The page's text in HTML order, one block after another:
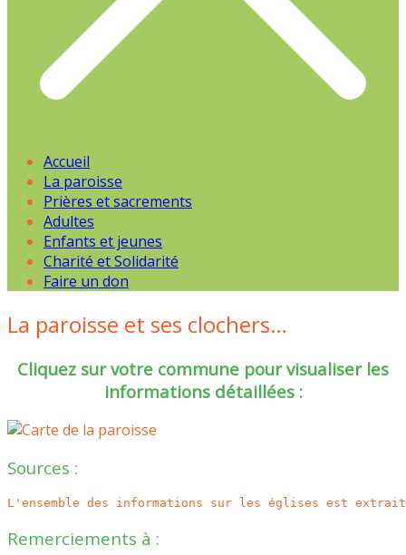
Accueil
La paroisse
Prières et sacrements
Adultes
Enfants et jeunes
Charité et Solidarité
Faire un don
La paroisse et ses clochers…
Cliquez sur votre commune pour visualiser les
informations détaillées :
Sources :
L'ensemble des informations sur les églises est
Remerciements à :